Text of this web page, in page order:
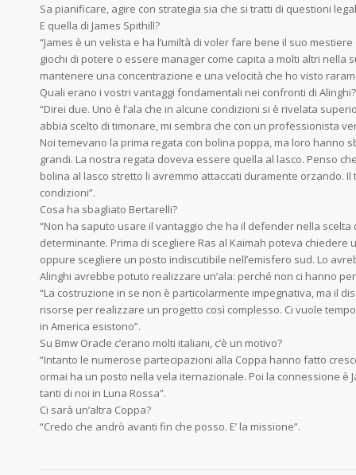
Sa pianificare, agire con strategia sia che si tratti di questioni
E quella di James Spithill?
“James è un velista e ha l’umiltà di voler fare bene il suo
giochi di potere o essere manager come capita a molti altri nella
mantenere una concentrazione e una velocità che ho visto
Quali erano i vostri vantaggi fondamentali nei confronti di Alinghi?
“Direi due. Uno è l’ala che in alcune condizioni si è rivelata
abbia scelto di timonare, mi sembra che con un professionista
Noi temevano la prima regata con bolina poppa, ma loro hanno
grandi. La nostra regata doveva essere quella al lasco. Penso
bolina al lasco stretto li avremmo attaccati duramente orzando.
condizioni”.
Cosa ha sbagliato Bertarelli?
“Non ha saputo usare il vantaggio che ha il defender nella scelta
determinante. Prima di scegliere Ras al Kaimah poteva
oppure scegliere un posto indiscutibile nell’emisfero sud. Lo
Alinghi avrebbe potuto realizzare un’ala: perché non ci hanno
“La costruzione in se non è particolarmente impegnativa, ma il
risorse per realizzare un progetto così complesso. Ci vuole
in America esistono”.
Su Bmw Oracle c’erano molti italiani, c’è un motivo?
“Intanto le numerose partecipazioni alla Coppa hanno fatto
ormai ha un posto nella vela iternazionale. Poi la connessione è
tanti di noi in Luna Rossa”.
Ci sarà un’altra Coppa?
“Credo che andrò avanti fin che posso. E’ la missione”.